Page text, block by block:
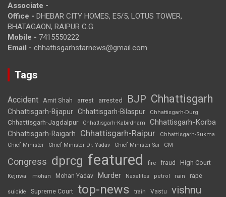
Associate -
Office - DHEBAR CITY HOMES, E5/5, LOTUS TOWER,
BHATAGAON, RAIPUR C.G.
Mobile - 7415550222
Email - chhattisgarhstarnews@gmail.com
Tags
Accident Amit Shah arrest arrested BJP Chhattisgarh
Chhattisgarh-Bijapur Chhattisgarh-Bilaspur Chhattisgarh-Durg
Chhattisgarh-Jagdalpur Chhattisgarh-Kabirdham Chhattisgarh-Korba
Chhattisgarh-Raigarh Chhattisgarh-Raipur
Chhattisgarh-Sukma
Chief Minister
Chief Minister Dr. Yadav Chief Minister Sai CM
Congress dprcg featured fire fraud High Court
Kejriwal mohan Mohan Yadav Murder Naxalites petrol rain rape
suicide Supreme Court top-news train Vastu vishnu